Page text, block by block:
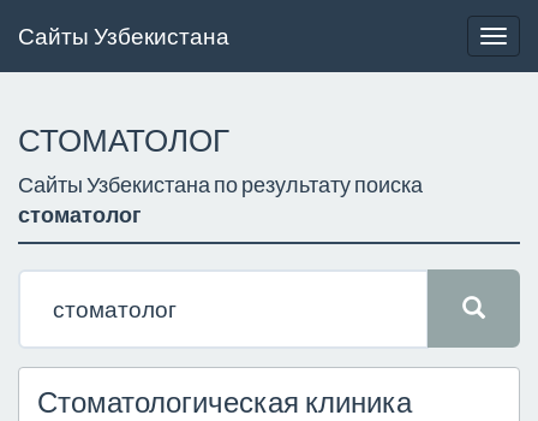
Сайты Узбекистана
СТОМАТОЛОГ
Сайты Узбекистана по результату поиска
стоматолог
Стоматологическая клиника